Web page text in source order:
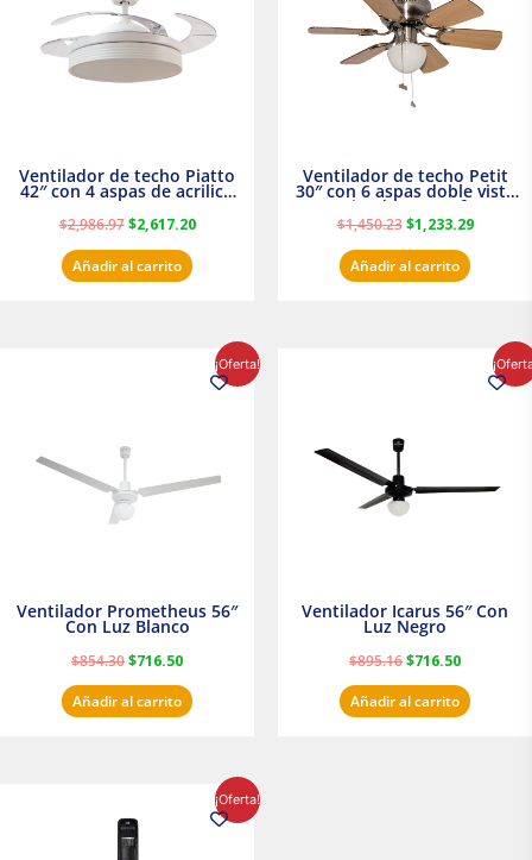
Ventilador de techo Piatto
42″ con 4 aspas de acrilico
transparente
$2,986.97 $2,617.20
Añadir al carrito
Ventilador de techo Petit
30″ con 6 aspas doble vista
Satinado Masterfan
$1,450.23 $1,233.29
Añadir al carrito
¡Oferta!
Ventilador Prometheus 56″
Con Luz Blanco
$854.30$716.50
precio
actual
Añadir al carrito
Ventilador Icarus 56″ Con
Luz Negro
$895.16$716.50
precio
actual
Añadir al carrito
¡Oferta!
original
era:
precio
actual